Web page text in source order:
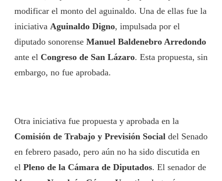
modificar el monto del aguinaldo. Una de ellas fue la
iniciativa Aguinaldo Digno, impulsada por el
diputado sonorense Manuel Baldenebro Arredondo
ante el Congreso de San Lázaro. Esta propuesta, sin
embargo, no fue aprobada.
Otra iniciativa fue propuesta y aprobada en la
Comisión de Trabajo y Previsión Social del Senado
en febrero pasado, pero aún no ha sido discutida en
el Pleno de la Cámara de Diputados. El senador de